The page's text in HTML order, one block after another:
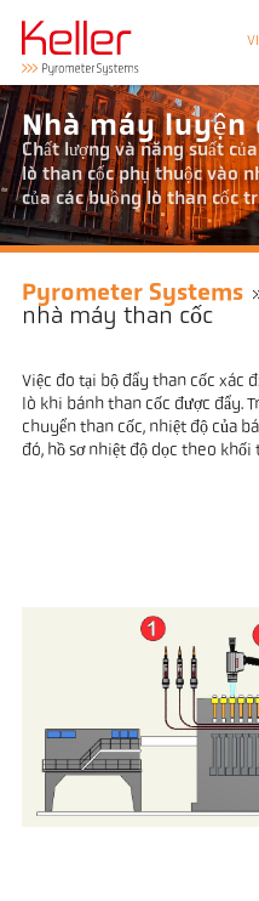
VI
Nhà máy luyện
Chất lượng và năng suất
lò than cốc phụ thuộc vào
của các buồng lò than cốc
Pyrometer Systems
nhà máy than cốc
Việc đo tại bộ đẩy than cốc xác
lò khi bánh than cốc được đẩy.
chuyển than cốc, nhiệt độ của
đó, hồ sơ nhiệt độ dọc theo